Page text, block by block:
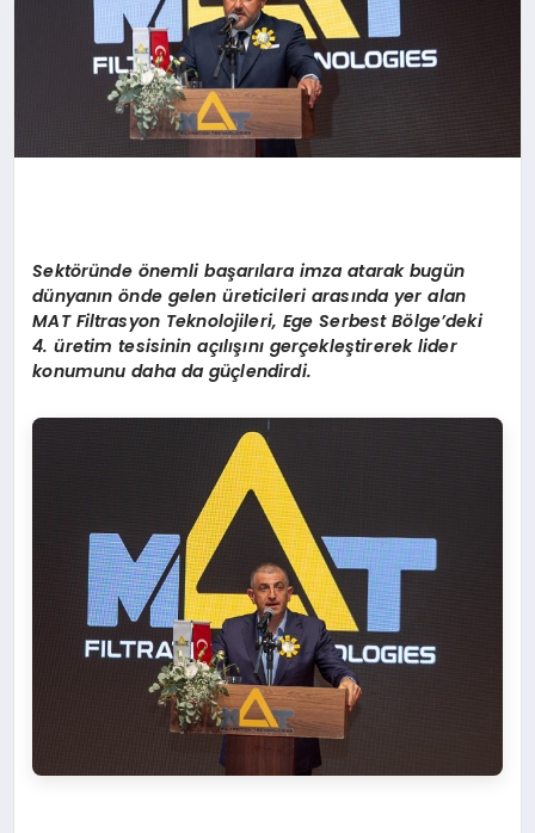
Sektöründe önemli başarılara imza atarak bugün
dünyanın önde gelen üreticileri arasında yer alan
MAT Filtrasyon Teknolojileri, Ege Serbest Bölge’deki
4. üretim tesisinin açılışını gerçekleştirerek lider
konumunu daha da güçlendirdi.